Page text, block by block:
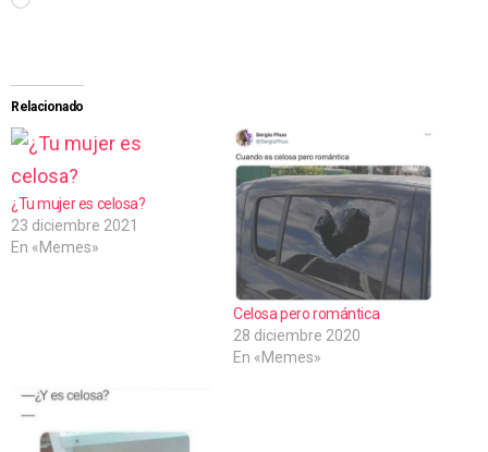
g
a
n
d
o
Relacionado
¿Tu mujer es celosa?
23 diciembre 2021
En «Memes»
Celosa pero romántica
28 diciembre 2020
En «Memes»